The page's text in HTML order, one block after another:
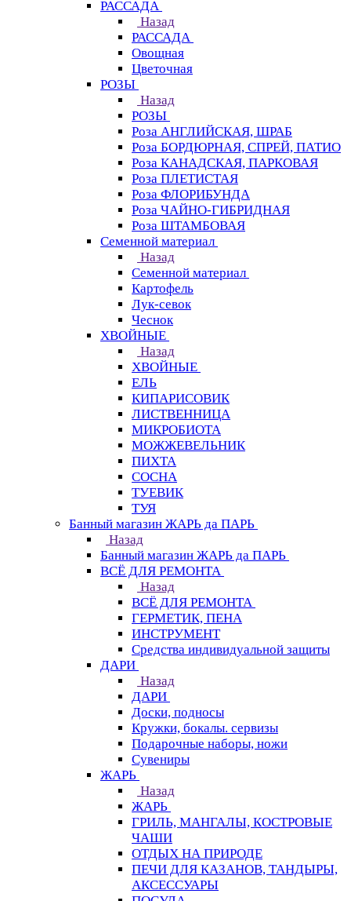
РАССАДА
Назад
РАССАДА
Овощная
Цветочная
РОЗЫ
Назад
РОЗЫ
Роза АНГЛИЙСКАЯ, ШРАБ
Роза БОРДЮРНАЯ, СПРЕЙ, ПАТИО
Роза КАНАДСКАЯ, ПАРКОВАЯ
Роза ПЛЕТИСТАЯ
Роза ФЛОРИБУНДА
Роза ЧАЙНО-ГИБРИДНАЯ
Роза ШТАМБОВАЯ
Семенной материал
Назад
Семенной материал
Картофель
Лук-севок
Чеснок
ХВОЙНЫЕ
Назад
ХВОЙНЫЕ
ЕЛЬ
КИПАРИСОВИК
ЛИСТВЕННИЦА
МИКРОБИОТА
МОЖЖЕВЕЛЬНИК
ПИХТА
СОСНА
ТУЕВИК
ТУЯ
Банный магазин ЖАРЬ да ПАРЬ
Назад
Банный магазин ЖАРЬ да ПАРЬ
ВСЁ ДЛЯ РЕМОНТА
Назад
ВСЁ ДЛЯ РЕМОНТА
ГЕРМЕТИК, ПЕНА
ИНСТРУМЕНТ
Средства индивидуальной защиты
ДАРИ
Назад
ДАРИ
Доски, подносы
Кружки, бокалы. сервизы
Подарочные наборы, ножи
Сувениры
ЖАРЬ
Назад
ЖАРЬ
ГРИЛЬ, МАНГАЛЫ, КОСТРОВЫЕ
ЧАШИ
ОТДЫХ НА ПРИРОДЕ
ПЕЧИ ДЛЯ КАЗАНОВ, ТАНДЫРЫ,
АКСЕССУАРЫ